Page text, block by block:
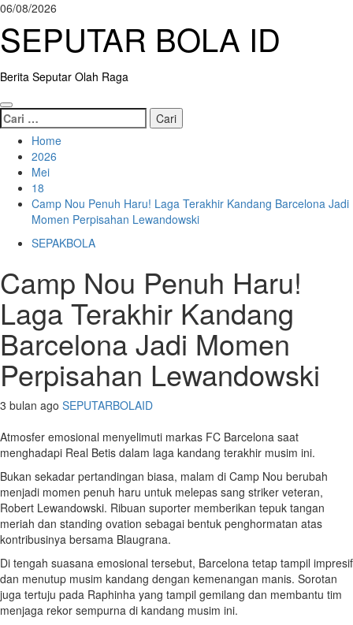
Skip
content
06/08/2026
SEPUTAR BOLA ID
Berita Seputar Olah Raga
Primary
Menu
Cari
untuk:
Home
2026
Mei
18
Camp Nou Penuh Haru! Laga Terakhir Kandang Barcelona Jadi
Momen Perpisahan Lewandowski
SEPAKBOLA
Camp Nou Penuh Haru!
Laga Terakhir Kandang
Barcelona Jadi Momen
Perpisahan Lewandowski
3 bulan ago SEPUTARBOLAID
Atmosfer emosional menyelimuti markas FC Barcelona saat
menghadapi Real Betis dalam laga kandang terakhir musim ini.
Bukan sekadar pertandingan biasa, malam di Camp Nou berubah
menjadi momen penuh haru untuk melepas sang striker veteran,
Robert Lewandowski. Ribuan suporter memberikan tepuk tangan
meriah dan standing ovation sebagai bentuk penghormatan atas
kontribusinya bersama Blaugrana.
Di tengah suasana emosional tersebut, Barcelona tetap tampil impresif
dan menutup musim kandang dengan kemenangan manis. Sorotan
juga tertuju pada Raphinha yang tampil gemilang dan membantu tim
menjaga rekor sempurna di kandang musim ini.